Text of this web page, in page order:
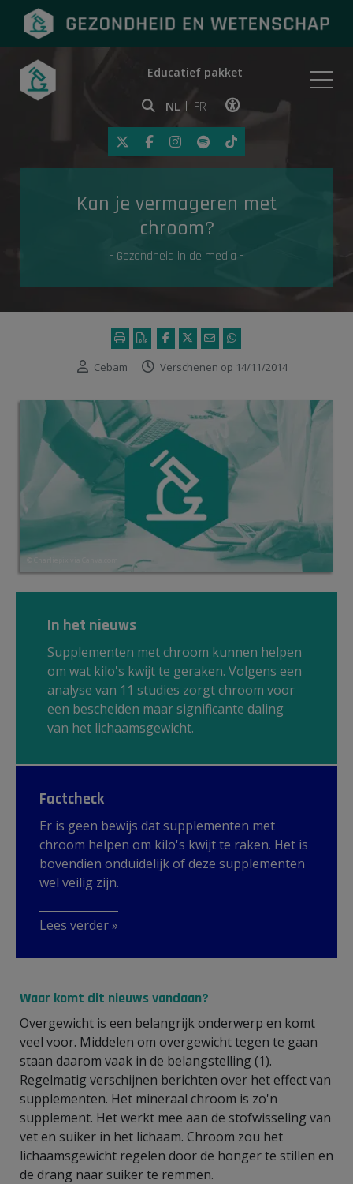
Onderwerpen
Gezondheid in de media
Educatief pakket
NL FR
Klik op deze link om
Kan je vermageren met
chroom?
- Gezondheid in de media -
Cebam Verschenen op 14/11/2014
In het nieuws
Supplementen met chroom kunnen helpen
om wat kilo's kwijt te geraken. Volgens een
analyse van 11 studies zorgt chroom voor
een bescheiden maar significante daling
van het lichaamsgewicht.
Factcheck
Er is geen bewijs dat supplementen met
chroom helpen om kilo's kwijt te raken. Het is
bovendien onduidelijk of deze supplementen
wel veilig zijn.
Lees verder »
Waar komt dit nieuws vandaan?
Overgewicht is een belangrijk onderwerp en komt
veel voor. Middelen om overgewicht tegen te gaan
staan daarom vaak in de belangstelling (1).
Regelmatig verschijnen berichten over het effect van
supplementen. Het mineraal chroom is zo'n
supplement. Het werkt mee aan de stofwisseling van
vet en suiker in het lichaam. Chroom zou het
lichaamsgewicht regelen door de honger te stillen en
de drang naar suiker te remmen.